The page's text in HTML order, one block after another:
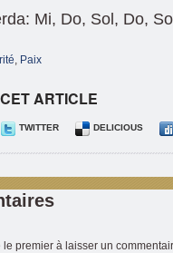
Mi, Do, Sol, Do,
, Paix
ARTICLE
TWITTER DELICIOUS
le premier à laisser un